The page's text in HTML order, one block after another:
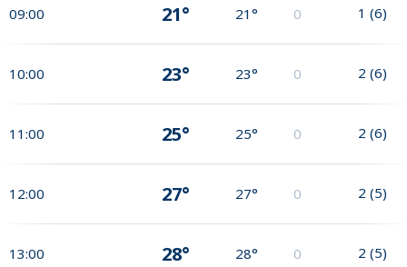
09:00 21° 21° 0 1 (6)
10:00 23° 23° 0 2 (6)
11:00 25° 25° 0 2 (6)
12:00 27° 27° 0 2 (5)
13:00 28° 28° 0 2 (5)